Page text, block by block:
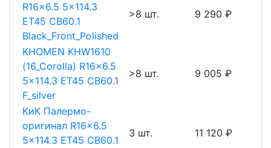
R16x6.5 5x114.3
ET45 CB60.1
Black_Front_Polished
>8 шт. 9 290 ₽
KHOMEN KHW1610
(16_Corolla) R16x6.5
5x114.3 ET45 CB60.1
F_silver
>8 шт. 9 005 ₽
КиК Палермо-
оригинал R16x6.5
5x114.3 ET45 CB60.1
3 шт. 11 120 ₽